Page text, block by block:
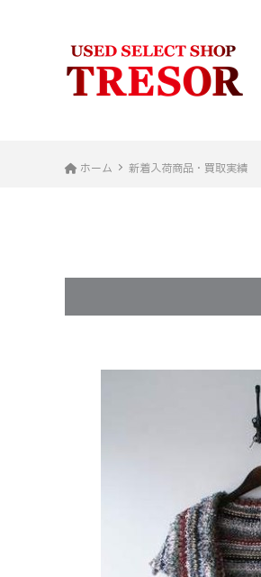
ホーム 新着入荷商品・買取実績